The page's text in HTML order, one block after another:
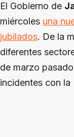
El Gobierno de
miércoles una
jubilados. De la
diferentes
de marzo
incidentes con la